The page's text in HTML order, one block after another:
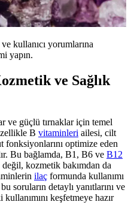
kullanıcı yorumlarına
yapın.
ve Sağlık
ve güçlü tırnaklar için temel
B vitaminleri ailesi, cilt
fonksiyonlarını optimize eden
Bu bağlamda, B1, B6 ve B12
değil, kozmetik bakımdan da
ilaç formunda kullanımı
soruların detaylı yanıtlarını ve
keşfetmeye hazır